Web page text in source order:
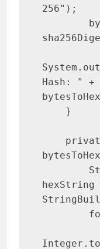
256");
Hash: " +
hexString